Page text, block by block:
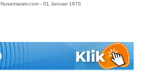
Nusantaratv.com - 01 Januari 1970